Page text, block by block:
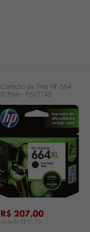
Cartucho de Tinta HP 664
XL Preto - F6V31AB
R$ 207,00
ou 4x de R$ 51,75